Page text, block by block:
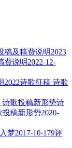
2023
费说明2022-12-
2022诗歌征稿 诗歌
诗
投稿新形势2020-
梦2017-10-179评